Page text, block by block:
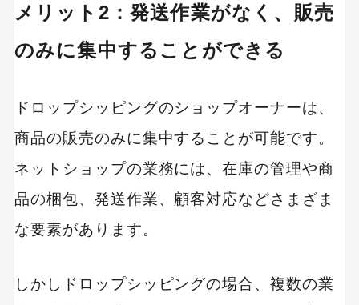
MEO
Shopify SNS広告
TikTok
TikTok運用代行Tips
Webサイトリニューアル
アクセス解析
インフルエンサーマーケTips
コーポレートサイト
コンテンツマーケティング
サイト改善
リンクビルディング
採用サイト
メリット2：発送作業がなく、販売
のみに集中することができる
ドロップシッピングのショップオーナーは、
商品の販売のみに集中することが可能です。
ネットショップの業務には、在庫の管理や商
品の梱包、発送作業、顧客対応などさまざま
な要素があります。
しかしドロップシッピングの場合、複数の業